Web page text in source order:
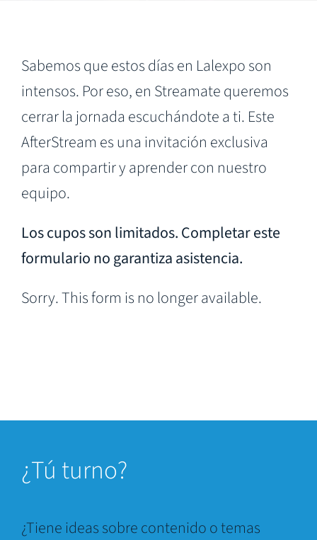
Sabemos que estos días en Lalexpo son
intensos. Por eso, en Streamate queremos
cerrar la jornada escuchándote a ti. Este
AfterStream es una invitación exclusiva
para compartir y aprender con nuestro
equipo.
Los cupos son limitados. Completar este
formulario no garantiza asistencia.
Sorry. This form is no longer available.
¿Tú turno?
¿Tiene ideas sobre contenido o temas